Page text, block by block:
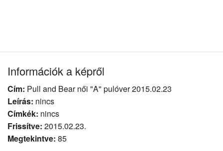
Információk a képről
Cím: Pull and Bear női "A" pulóver 2015.02.23
Leírás: nincs
Címkék: nincs
Frissítve: 2015.02.23.
Megtekintve: 85